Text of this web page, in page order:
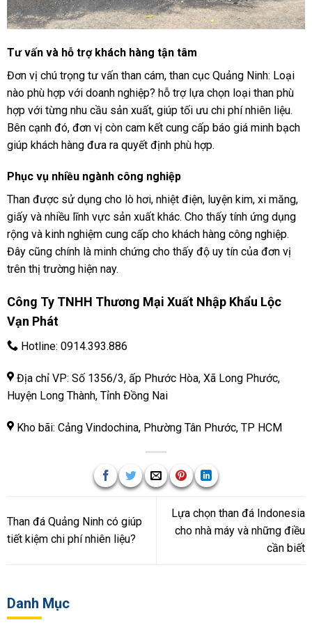
Danh Mục
Tư vấn và hỗ trợ khách hàng tận tâm
Đơn vị chú trọng tư vấn than cám, than cục Quảng Ninh: Loại
nào phù hợp với doanh nghiệp? hỗ trợ lựa chọn loại than phù
hợp với từng nhu cầu sản xuất, giúp tối ưu chi phí nhiên liệu.
Bên cạnh đó, đơn vị còn cam kết cung cấp báo giá minh bạch
giúp khách hàng đưa ra quyết định phù hợp.
Phục vụ nhiều ngành công nghiệp
Than được sử dụng cho lò hơi, nhiệt điện, luyện kim, xi măng,
giấy và nhiều lĩnh vực sản xuất khác. Cho thấy tính ứng dụng
rộng và kinh nghiệm cung cấp cho khách hàng công nghiệp.
Đây cũng chính là minh chứng cho thấy độ uy tín của đơn vị
trên thị trường hiện nay.
Công Ty TNHH Thương Mại Xuất Nhập Khẩu Lộc
Vạn Phát
Hotline: 0914.393.886
Địa chỉ VP: Số 1356/3, ấp Phước Hòa, Xã Long Phước,
Huyện Long Thành, Tỉnh Đồng Nai
Kho bãi: Cảng Vindochina, Phường Tân Phước, TP HCM
Than đá Quảng Ninh có giúp
tiết kiệm chi phí nhiên liệu?
Lựa chọn than đá Indonesia
cho nhà máy và những điều
cần biết